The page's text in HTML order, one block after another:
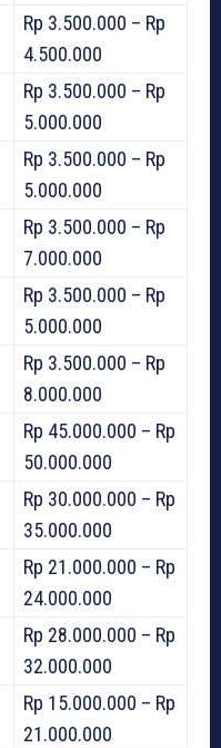
Rp 3.500.000 – Rp
4.500.000
Rp 3.500.000 – Rp
5.000.000
Rp 3.500.000 – Rp
5.000.000
Rp 3.500.000 – Rp
7.000.000
Rp 3.500.000 – Rp
5.000.000
Rp 3.500.000 – Rp
8.000.000
Rp 45.000.000 – Rp
50.000.000
Rp 30.000.000 – Rp
35.000.000
Rp 21.000.000 – Rp
24.000.000
Rp 28.000.000 – Rp
32.000.000
Rp 15.000.000 – Rp
21.000.000